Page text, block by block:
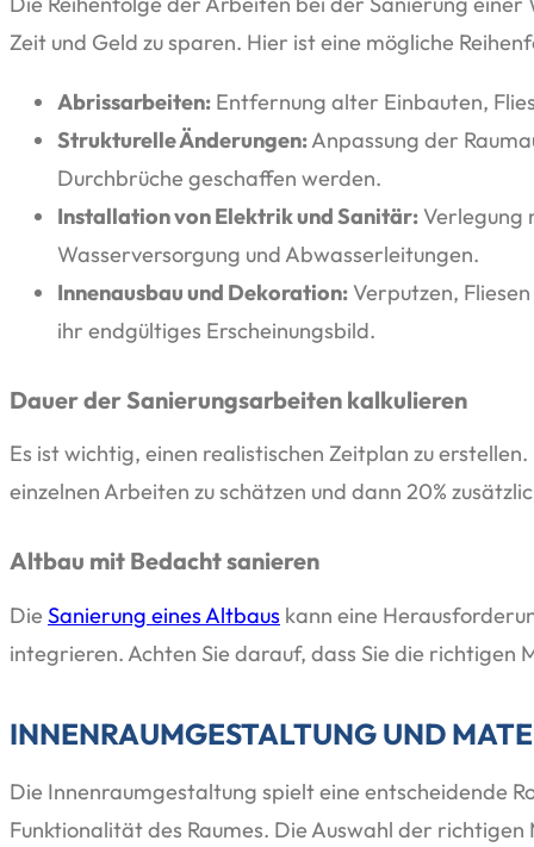
Zeit und Geld zu sparen. Hier ist eine mögliche
Abrissarbeiten: Entfernung alter Einbauten,
Strukturelle Änderungen:Anpassung der
Durchbrüche geschaffen werden.
Installation von Elektrik und Sanitär:Verlegung
Wasserversorgung und Abwasserleitungen.
Innenausbau und Dekoration:Verputzen,
ihr endgültiges Erscheinungsbild.
Dauer der Sanierungsarbeiten kalkulieren
Es ist wichtig, einen realistischen Zeitplan zu
einzelnen Arbeiten zu schätzen und dann 20%
Altbau mit Bedacht sanieren
Die Sanierung eines Altbaus kann eine
integrieren. Achten Sie darauf, dass Sie die richtigen
INNENRAUMGESTALTUNG UND
Die Innenraumgestaltung spielt eine entscheidende
Funktionalität des Raumes. Die Auswahl der